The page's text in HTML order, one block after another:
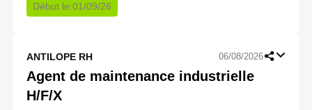
Début le:01/09/26
ANTILOPE RH 06/08/2026
Agent de maintenance industrielle
H/F/X